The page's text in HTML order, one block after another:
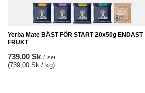
Yerba Mate BÄST FÖR START 20x50g ENDAST
FRUKT
739,00 Sk / set
(739,00 Sk / kg)